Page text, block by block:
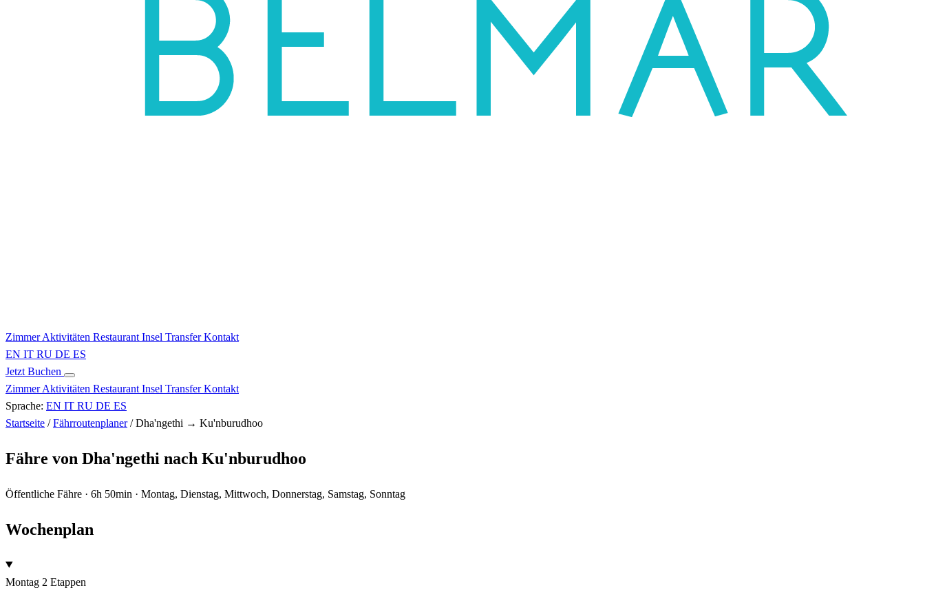
ZimmerAktivitäten Restaurant Insel TransferKontakt
EN IT RU DE ES
Jetzt Buchen
ZimmerAktivitäten Restaurant Insel TransferKontakt
Sprache: EN IT RU DE ES
Startseite / Fährroutenplaner / Dha'ngethi → Ku'nburudhoo
Fähre von Dha'ngethi nach Ku'nburudhoo
Öffentliche Fähre · 6h 50min · Montag, Dienstag, Mittwoch, Donnerstag, Samstag, Sonntag
Wochenplan
Montag 2 Etappen